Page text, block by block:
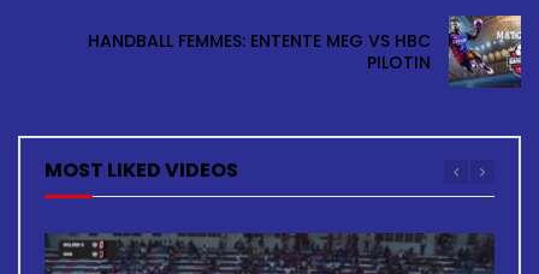
HANDBALL FEMMES: ENTENTE MEG VS HBC
PILOTIN
MOST LIKED VIDEOS